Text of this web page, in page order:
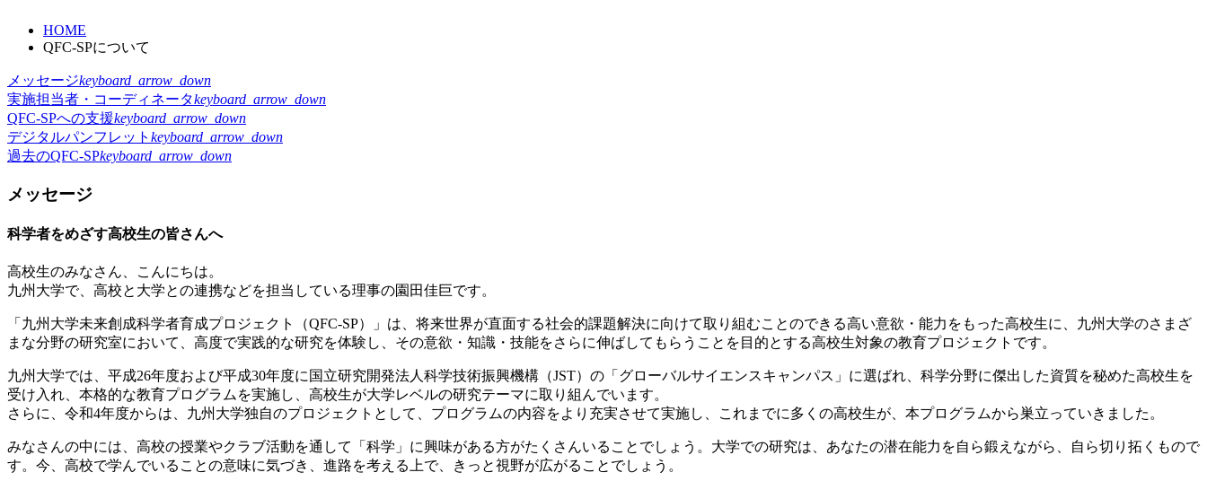
HOME
QFC-SPについて
メッセージkeyboard_arrow_down
実施担当者・コーディネータkeyboard_arrow_down
QFC-SPへの支援keyboard_arrow_down
デジタルパンフレット keyboard_arrow_down
過去のQFC-SPkeyboard_arrow_down
メッセージ
科学者をめざす高校生の皆さんへ
高校生のみなさん、こんにちは。
九州大学で、高校と大学との連携などを担当している理事の園田佳巨です。
「九州大学未来創成科学者育成プロジェクト（QFC-SP）」は、将来世界が直面する社会的課題解決に向けて取り組むことのできる高い意欲・能力をもった高校生に、九州大学のさまざ
まな分野の研究室において、高度で実践的な研究を体験し、その意欲・知識・技能をさらに伸ばしてもらうことを目的とする高校生対象の教育プロジェクトです。
九州大学では、平成26年度および平成30年度に国立研究開発法人科学技術振興機構（JST）の「グローバルサイエンスキャンパス」に選ばれ、科学分野に傑出した資質を秘めた高校生を
受け入れ、本格的な教育プログラムを実施し、高校生が大学レベルの研究テーマに取り組んでいます。
さらに、令和4年度からは、九州大学独自のプロジェクトとして、プログラムの内容をより充実させて実施し、これまでに多くの高校生が、本プログラムから巣立っていきました。
みなさんの中には、高校の授業やクラブ活動を通して「科学」に興味がある方がたくさんいることでしょう。大学での研究は、あなたの潜在能力を自ら鍛えながら、自ら切り拓くもので
す。今、高校で学んでいることの意味に気づき、進路を考える上で、きっと視野が広がることでしょう。